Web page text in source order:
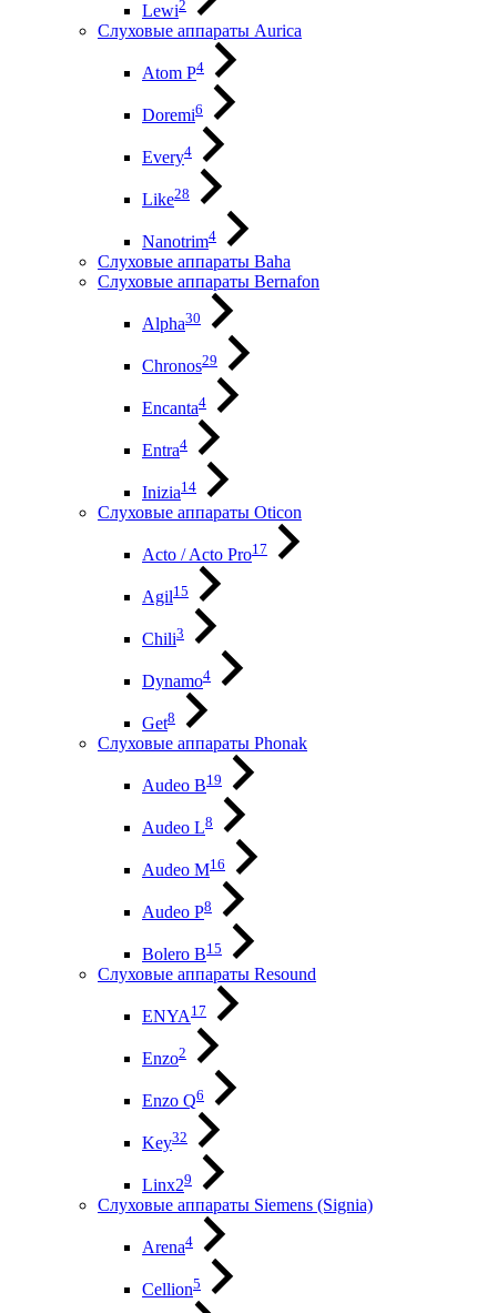
Lewi2
Слуховые аппараты Aurica
Atom P4
Doremi6
Every4
Like28
Nanotrim4
Слуховые аппараты Baha
Слуховые аппараты Bernafon
Alpha30
Chronos29
Encanta4
Entra4
Inizia14
Слуховые аппараты Oticon
Acto / Acto Pro17
Agil15
Chili3
Dynamo4
Get8
Слуховые аппараты Phonak
Audeo B19
Audeo L8
Audeo М16
Audeo P8
Bolero B15
Слуховые аппараты Resound
ENYA 17
Enzo2
Enzo Q6
Key32
Linx29
Слуховые аппараты Siemens (Signia)
Arena4
Cellion5